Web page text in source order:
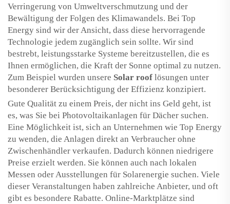
Verringerung von Umweltverschmutzung und der
Bewältigung der Folgen des Klimawandels. Bei Top
Energy sind wir der Ansicht, dass diese hervorragende
Technologie jedem zugänglich sein sollte. Wir sind
bestrebt, leistungsstarke Systeme bereitzustellen, die es
Ihnen ermöglichen, die Kraft der Sonne optimal zu nutzen.
Zum Beispiel wurden unsere Solar roof lösungen unter
besonderer Berücksichtigung der Effizienz konzipiert.
Gute Qualität zu einem Preis, der nicht ins Geld geht, ist
es, was Sie bei Photovoltaikanlagen für Dächer suchen.
Eine Möglichkeit ist, sich an Unternehmen wie Top Energy
zu wenden, die Anlagen direkt an Verbraucher ohne
Zwischenhändler verkaufen. Dadurch können niedrigere
Preise erzielt werden. Sie können auch nach lokalen
Messen oder Ausstellungen für Solarenergie suchen. Viele
dieser Veranstaltungen haben zahlreiche Anbieter, und oft
gibt es besondere Rabatte. Online-Marktplätze sind